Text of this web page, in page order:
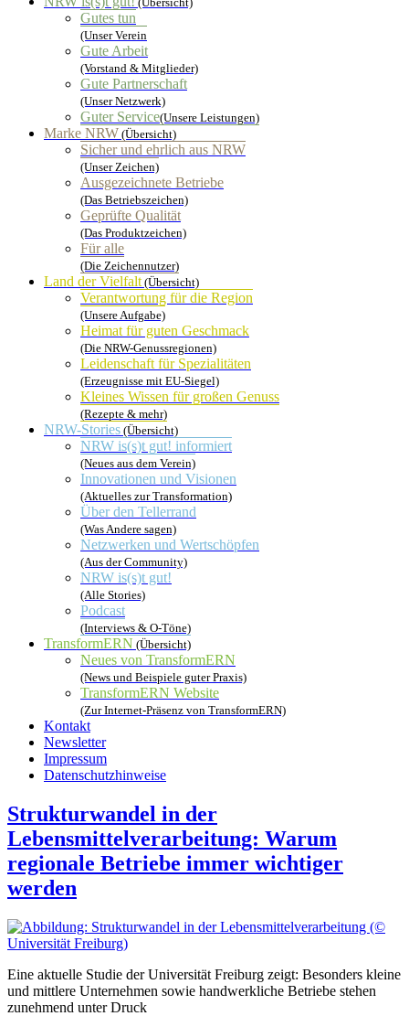
(Übersicht)
Gutes tun
(Unser Verein
Gute Arbeit
(Vorstand & Mitglieder)
Gute Partnerschaft
(Unser Netzwerk)
Guter Service(Unsere Leistungen)
Marke NRW (Übersicht)
Sicher und ehrlich aus NRW
(Unser Zeichen)
Ausgezeichnete Betriebe
(Das Betriebszeichen)
Geprüfte Qualität
(Das Produktzeichen)
Für alle
(Die Zeichennutzer)
Land der Vielfalt(Übersicht)
Verantwortung für die Region
(Unsere Aufgabe)
Heimat für guten Geschmack
(Die NRW-Genussregionen)
Leidenschaft für Spezialitäten
(Erzeugnisse mit EU-Siegel)
Kleines Wissen für großen Genuss
(Rezepte & mehr)
NRW-Stories (Übersicht)
NRW is(s)t gut! informiert
(Neues aus dem Verein)
Innovationen und Visionen
(Aktuelles zur Transformation)
Über den Tellerrand
(Was Andere sagen)
Netzwerken und Wertschöpfen
(Aus der Community)
NRW is(s)t gut!
(Alle Stories)
Podcast
(Interviews & O-Töne)
TransformERN (Übersicht)
Neues von TransformERN
(News und Beispiele guter Praxis)
TransformERN Website
(Zur Internet-Präsenz von TransformERN)
Kontakt
Newsletter
Impressum
Datenschutzhinweise
Strukturwandel in der
Lebensmittelverarbeitung: Warum
regionale Betriebe immer wichtiger
werden
Eine aktuelle Studie der Universität Freiburg zeigt: Besonders kleine
und mittlere Unternehmen sowie handwerkliche Betriebe stehen
zunehmend unter Druck